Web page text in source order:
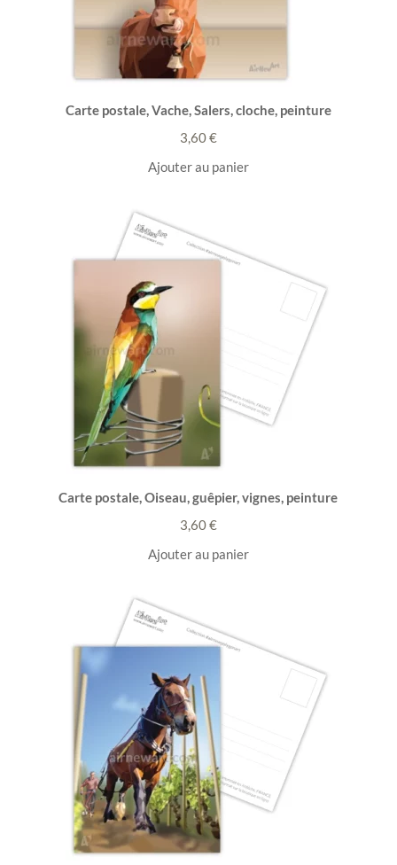
Carte postale, Vache, Salers, cloche, peinture
3,60€
Ajouter au panier
Carte postale, Oiseau, guêpier, vignes, peinture
3,60€
Ajouter au panier